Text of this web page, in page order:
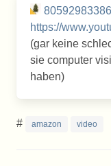
https://
(gar keine
sie computer
haben)
# amazon video